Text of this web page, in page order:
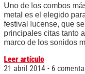
Uno de los combos
metal es el elegido
festival lucense, que
principales citas tanto
marco de los sonidos
Leer artículo
21 abril 2014
6